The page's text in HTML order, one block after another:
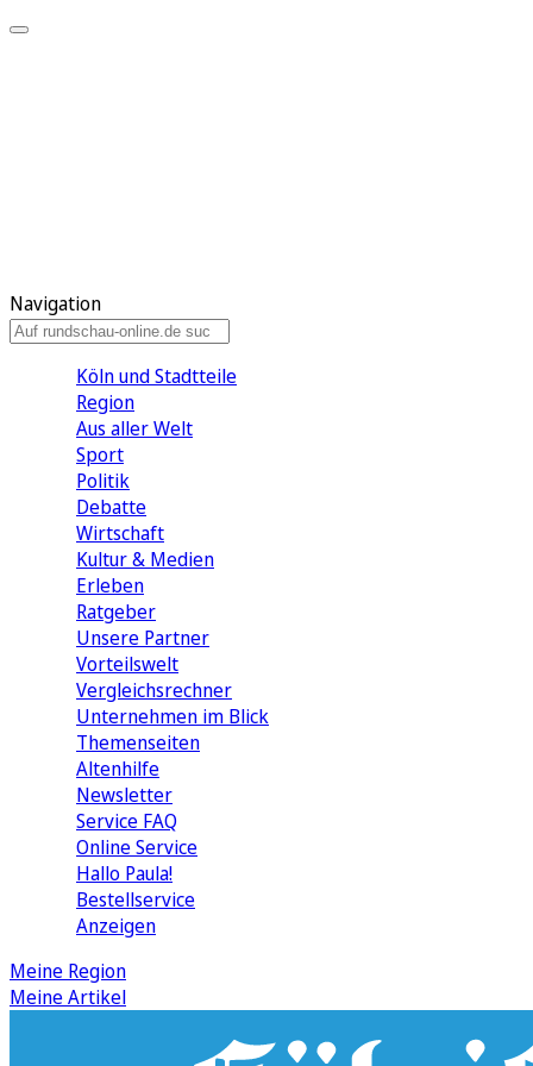
Navigation
Köln und Stadtteile
Region
Aus aller Welt
Sport
Politik
Debatte
Wirtschaft
Kultur & Medien
Erleben
Ratgeber
Unsere Partner
Vorteilswelt
Vergleichsrechner
Unternehmen im Blick
Themenseiten
Altenhilfe
Newsletter
Service FAQ
Online Service
Hallo Paula!
Bestellservice
Anzeigen
Meine Region
Meine Artikel